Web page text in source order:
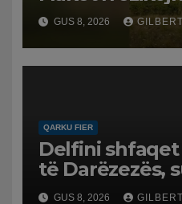
Policia
në Koilac
GUS 8, 2026
QARKU FIER
Delfini
të Darëzezës,
pushuesit dhe
GUS 8, 2026